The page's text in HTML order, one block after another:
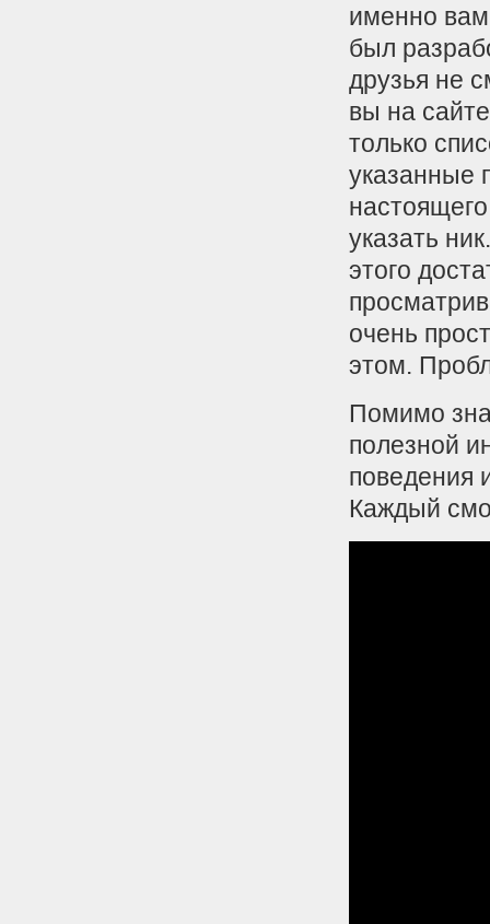
именно
был
друзья не
вы на
только
указанные
указать
этого
очень
этом.
Помимо
полезной
поведения
Каждый